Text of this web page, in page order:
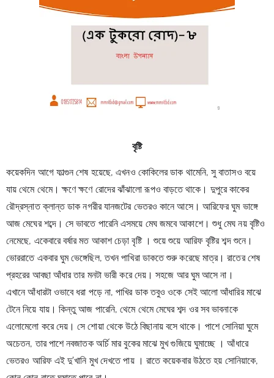
বৃষ্টি
কয়েকদিন আগে ফাল্গুন শেষ হয়েছে, এখনও কোকিলের ডাক থামেনি, সু বাতাসও বয়ে
যায় থেমে থেমে। ক্ষণে ক্ষণে রোদের ঝাঁঝালো রূপও বাড়তে থাকে। দুপুরে কাকের
রৌদ্রস্নাত ক্লান্ত ডাক নগরীর যানজটের ভেতরও কানে আসে। আরিফের ঘুম ভাঙ্গে
আজ মেঘের শব্দে। সে ভাবতে পারেনি এসময়ে মেঘ জমবে আকাশে। শুধু মেঘ নয় বৃষ্টিও
নেমেছে, একেবারে বর্ষার মত আকাশ চেড়া বৃষ্টি । শুয়ে শুয়ে আরিফ বৃষ্টির শব্দ শুনে।
ভোররাতে একবার ঘুম ভেঙ্গেছিল, তখন পাখিরা ডাকতে শুরু করেছে মাত্র। রাতের শেষ
প্রহরের আবছা আঁধার তার মনটা ভারী করে দেয়। সহজে আর ঘুম আসে না।
এখানে আঁধারটা ওভাবে ধরা পড়ে না, পাখির ডাক তবুও ওকে সেই আলো আঁধারির মাঝে
টেনে নিয়ে যায়। কিন্তু আজ পারেনি, থেমে থেমে মেঘের শব্দ ওর সব ভাবনাকে
এলোমেলো করে দেয়। সে শোয়া থেকে উঠে বিছানায় বসে থাকে। পাশে সোনিয়া ঘুমে
অচেতন, তার পাশে নবজাতক অর্চি মার বুকের মাঝে মুখ গুজিয়ে ঘুমাচ্ছে । আঁধারে
ভেতরও আরিফ এই দু'খানি মুখ দেখতে পায় । রাতে কয়েকবার উঠতে হয় সোনিয়াকে,